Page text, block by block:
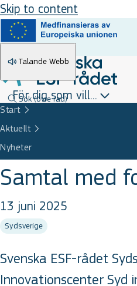
Skip to content
Talande Webb
Sök(övre rad)
För dig som vill...
Start
Aktuellt
Nyheter
Samtal med
13 juni 2025
Sydsverige
Svenska ESF-rådet
Innovationscenter Syd